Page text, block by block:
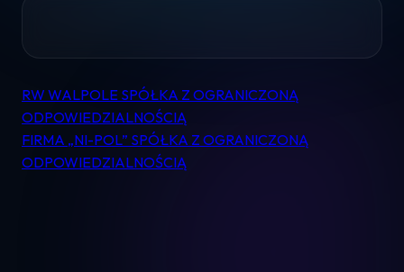
Pomoc
Kontakt
Nawigacja
wpisu
RW WALPOLE SPÓŁKA Z OGRANICZONĄ
ODPOWIEDZIALNOŚCIĄ
FIRMA „NI-POL” SPÓŁKA Z OGRANICZONĄ
ODPOWIEDZIALNOŚCIĄ